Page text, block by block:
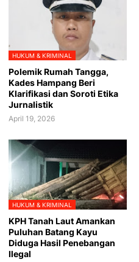
HUKUM & KRIMINAL
Polemik Rumah Tangga,
Kades Hampang Beri
Klarifikasi dan Soroti Etika
Jurnalistik
April 19, 2026
HUKUM & KRIMINAL
KPH Tanah Laut Amankan
Puluhan Batang Kayu
Diduga Hasil Penebangan
Ilegal